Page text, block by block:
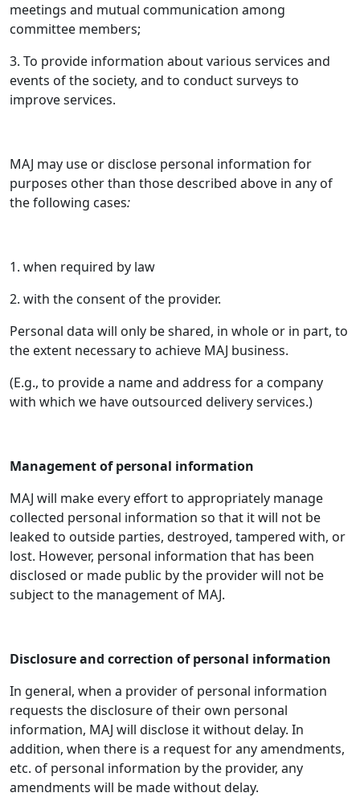
meetings and mutual communication among
committee members;
3. To provide information about various services and
events of the society, and to conduct surveys to
improve services.
MAJ may use or disclose personal information for
purposes other than those described above in any of
the following cases:
1. when required by law
2. with the consent of the provider.
Personal data will only be shared, in whole or in part, to
the extent necessary to achieve MAJ business.
(E.g., to provide a name and address for a company
with which we have outsourced delivery services.)
Management of personal information
MAJ will make every effort to appropriately manage
collected personal information so that it will not be
leaked to outside parties, destroyed, tampered with, or
lost. However, personal information that has been
disclosed or made public by the provider will not be
subject to the management of MAJ.
Disclosure and correction of personal information
In general, when a provider of personal information
requests the disclosure of their own personal
information, MAJ will disclose it without delay. In
addition, when there is a request for any amendments,
etc. of personal information by the provider, any
amendments will be made without delay.